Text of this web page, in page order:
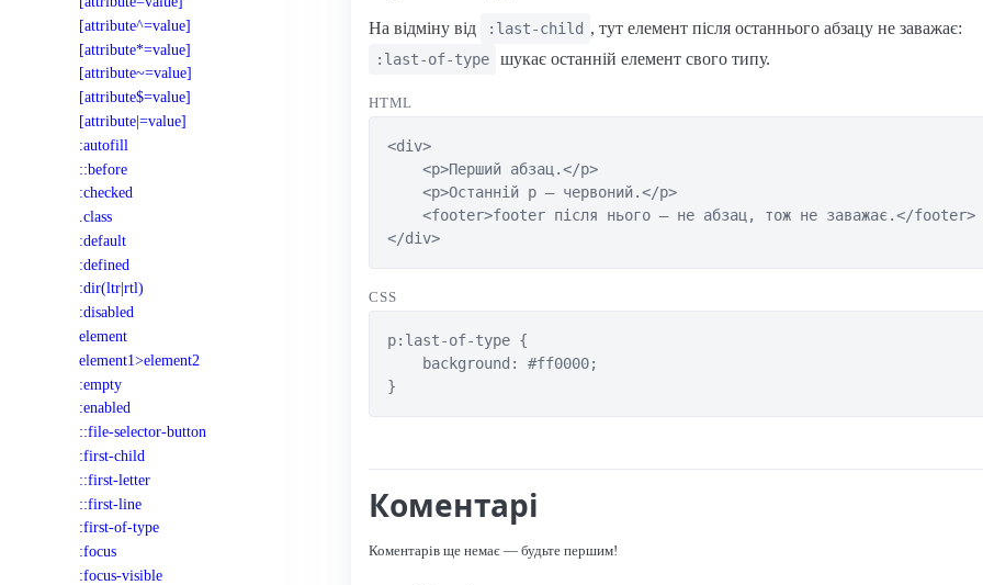
[attribute^=value]
[attribute*=value]
[attribute~=value]
[attribute$=value]
[attribute|=value]
:autofill
::before
:checked
.class
:default
:defined
:dir(ltr|rtl)
:disabled
element
element1>element2
:empty
:enabled
::file-selector-button
:first-child
::first-letter
::first-line
:first-of-type
:focus
:focus-visible
На відміну від :last-child , тут елемент після останнього абзацу не заважає:
:last-of-type шукає останній елемент свого типу.
HTML
<div>
    <p>Перший абзац.</p>
    <p>Останній p — червоний.</p>
    <footer>footer після нього — не абзац, тож не заважає.</footer>
</div>
CSS
p:last-of-type {
    background: #ff0000;
}
Коментарі
Коментарів ще немає — будьте першим!